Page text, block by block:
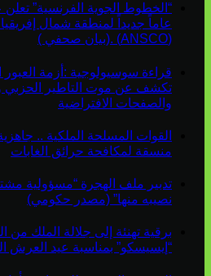
“الخطوط الجوية الفرنسية” تعلن
عاماً جديداً لمنطقة شمال
(ANSCO) .(بيان صحفي )
قراءة سوسيولوجية :أزمة العبور
تكشف عن موت التاطير الحزبي
والصفحات الافتراضية
القوات المسلحة الملكية ..
منسقة لمكافحة حرائق الغابات
تدبير ملف الهجرة “مسؤولية
نصيبه منها” (مصدر حكومي)
برقية تهنئة إلى جلالة الملك من
“إيسيسكو” بمناسبة عيد العرش